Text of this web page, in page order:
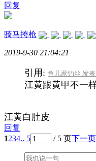
回复
骑马挎枪
2019-9-30 21:04:21
引用: 鱼儿惹钓丝 发
江黄跟黄甲不一
江黄白肚皮
回复
1234.. 5 / 5 页下一页